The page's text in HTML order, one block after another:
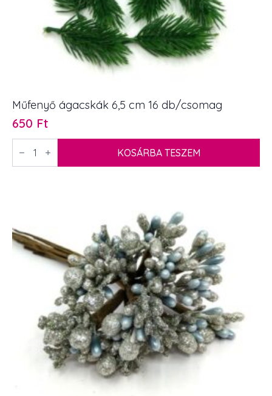
Műfenyő ágacskák 6,5 cm 16 db/csomag
650 Ft
Műfenyő
ágacskák
KOSÁRBA TESZEM